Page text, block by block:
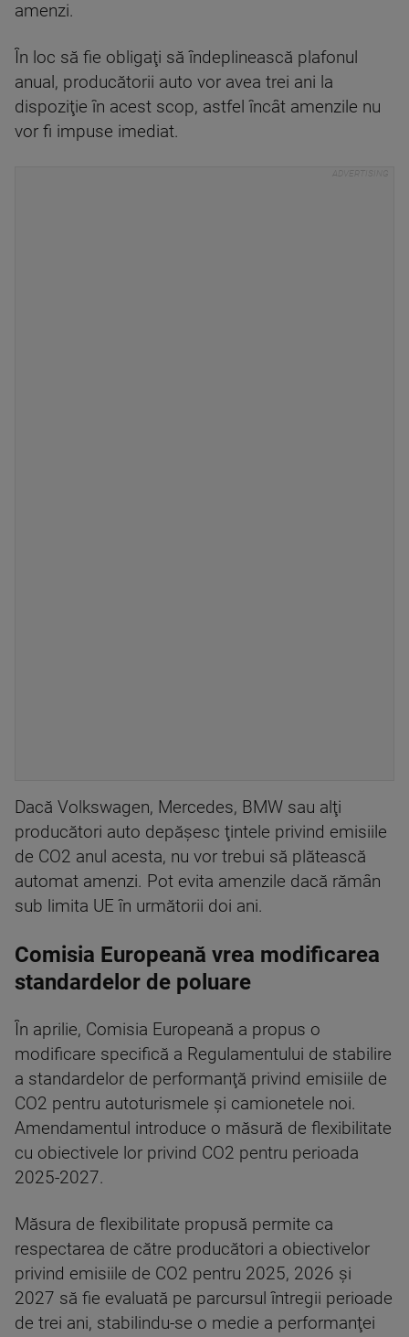
amenzi.
În loc să fie obligaţi să îndeplinească plafonul
anual, producătorii auto vor avea trei ani la
dispoziţie în acest scop, astfel încât amenzile nu
vor fi impuse imediat.
Dacă Volkswagen, Mercedes, BMW sau alţi
producători auto depăşesc ţintele privind emisiile
de CO2 anul acesta, nu vor trebui să plătească
automat amenzi. Pot evita amenzile dacă rămân
sub limita UE în următorii doi ani.
Comisia Europeană vrea modificarea
standardelor de poluare
În aprilie, Comisia Europeană a propus o
modificare specifică a Regulamentului de stabilire
a standardelor de performanţă privind emisiile de
CO2 pentru autoturismele şi camionetele noi.
Amendamentul introduce o măsură de flexibilitate
cu obiectivele lor privind CO2 pentru perioada
2025-2027.
Măsura de flexibilitate propusă permite ca
respectarea de către producători a obiectivelor
privind emisiile de CO2 pentru 2025, 2026 şi
2027 să fie evaluată pe parcursul întregii perioade
de trei ani, stabilindu-se o medie a performanţei